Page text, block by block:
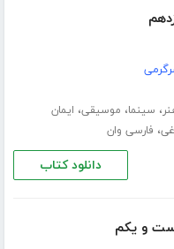
، سینما، موسیقی، ایمان
، فارسی وان
دانلود کتاب
و یکم